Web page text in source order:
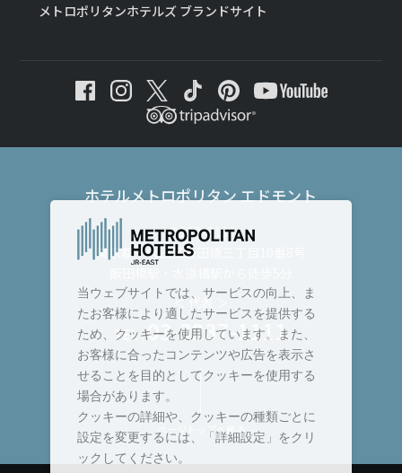
メトロポリタンホテルズ ブランドサイト
ホテルメトロポリタン エドモント
〒102-8130
東京都千代田区飯田橋三丁目10番8号
＜ 代表 ＞
TEL :03-3237-1111
ページトップへ戻る
当ウェブサイトでは、サービスの向上、ま
たお客様により適したサービスを提供する
ため、クッキーを使用しています。また、
お客様に合ったコンテンツや広告を表示さ
せることを目的としてクッキーを使用する
場合があります。
クッキーの詳細や、クッキーの種類ごとに
設定を変更するには、「詳細設定」をクリ
ックしてください。